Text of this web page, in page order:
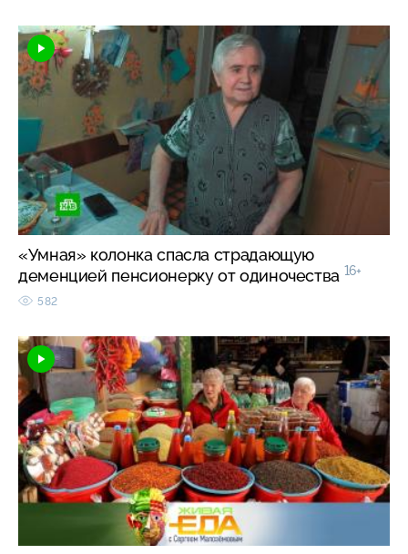
«Умная» колонка спасла страдающую
деменцией пенсионерку от одиночества 16+
582